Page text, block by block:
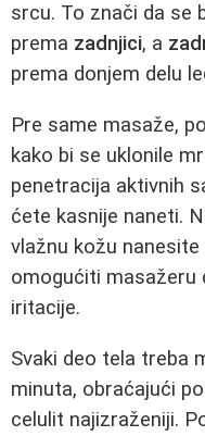
srcu. To znači da se
prema zadnjici, a
prema donjem delu
Pre same masaže,
kako bi se uklonile
penetracija aktivnih
ćete kasnije naneti.
vlažnu kožu
omogućiti masažeru
iritacije.
Svaki deo tela treba
minuta, obraćajući
celulit najizraženiji.